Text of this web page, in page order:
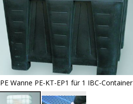
PE Wanne PE-KT-EP1 für 1 IBC-Container